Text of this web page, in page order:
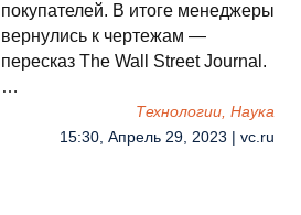
покупателей. В итоге менеджеры
вернулись к чертежам —
пересказ The Wall Street Journal.
…
Технологии, Наука
15:30, Апрель 29, 2023 | vc.ru